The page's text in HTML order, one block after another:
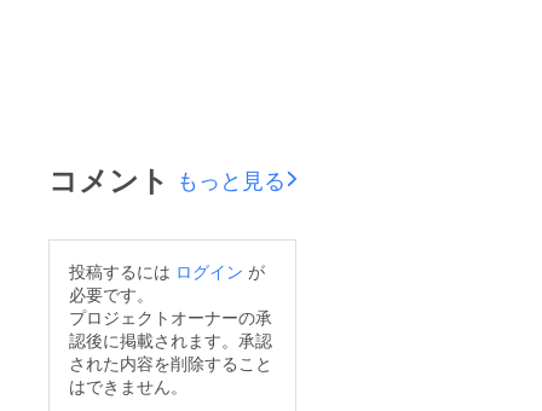
コメント もっと見る
投稿するには ログイン が
必要です。
プロジェクトオーナーの承
認後に掲載されます。承認
された内容を削除すること
はできません。